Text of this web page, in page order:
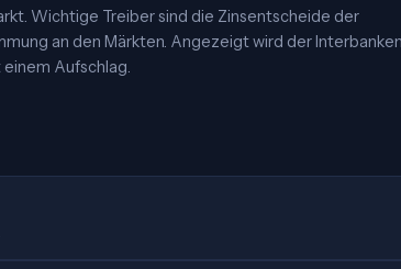
Wichtige Treiber sind die Zinsentscheide der
an den Märkten. Angezeigt wird der
Aufschlag.